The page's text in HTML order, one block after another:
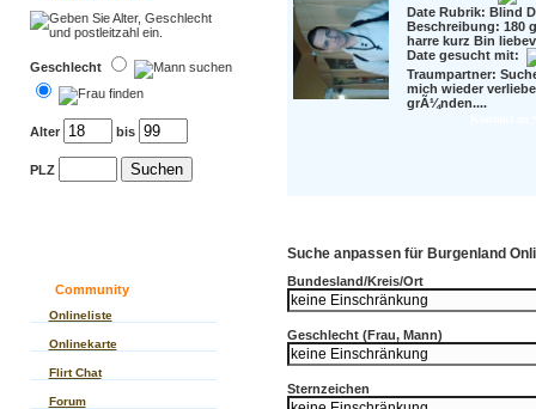
Geschlecht
Alter bis
PLZ
Community
Onlineliste
Onlinekarte
Flirt Chat
Forum
Date Rubrik: Blind
Beschreibung: 180
harre kurz Bin
Date gesucht mit:
Traumpartner:
mich wieder
grÃ¼nden....
Suche anpassen für Burgenland
Bundesland/Kreis/Ort
Geschlecht (Frau, Mann)
Sternzeichen